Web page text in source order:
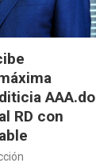
AAA.do
RD con